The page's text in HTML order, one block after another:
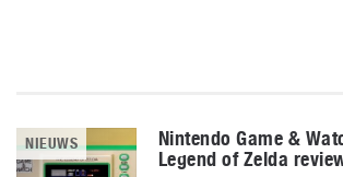
NIEUWS
Nintendo Game &
Legend of Zelda